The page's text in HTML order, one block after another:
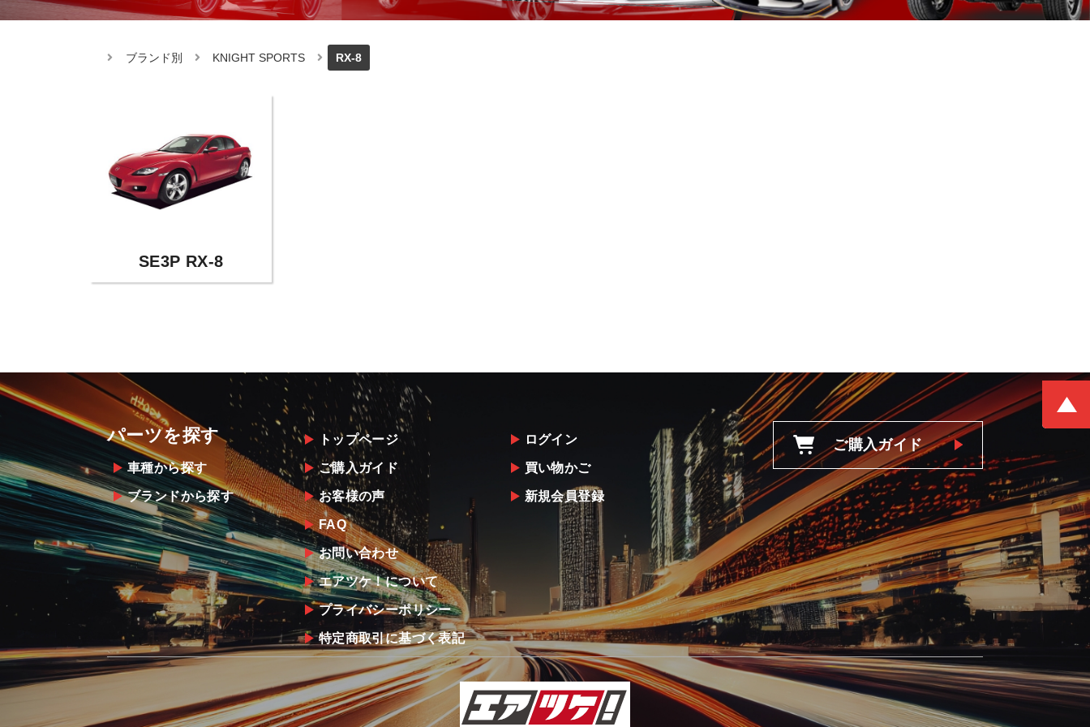
ブランド別 KNIGHT SPORTS RX-8
SE3P RX-8
パーツを探す
車種から探す
ブランドから探す
トップページ
ご購入ガイド
お客様の声
FAQ
お問い合わせ
エアツケ！について
プライバシーポリシー
特定商取引に基づく表記
ログイン
買い物かご
新規会員登録
ご購入ガイド